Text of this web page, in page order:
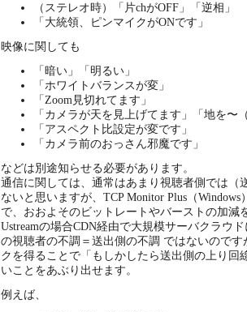
（ステレオ時）「片chがOFF」「逆相」
「大統領、ピンマイクがONです」
映像に関しても
「暗い」「明るい」
「ホワイトバランスが変」
「Zoom見切れてます」
「カメラが天を見上げてます」「地を〜
「アスペクト比設定が変です」
「カメラ前のおっさん邪魔です」
などは別途知らせる必要があります。
通信に関しては、通常はあまり視聴者側では（
ないと思いますが、TCP Monitor Plus（
で、おおよそのビットレートやバーストの加減
Ustreamの場合CDN経由で大規模サーバクラウ
の視聴者の不調＝送出側の不調 ではないので
クを得ることで「もしかしたら送出側の上り回
いことをあぶり出せます。
例えば、